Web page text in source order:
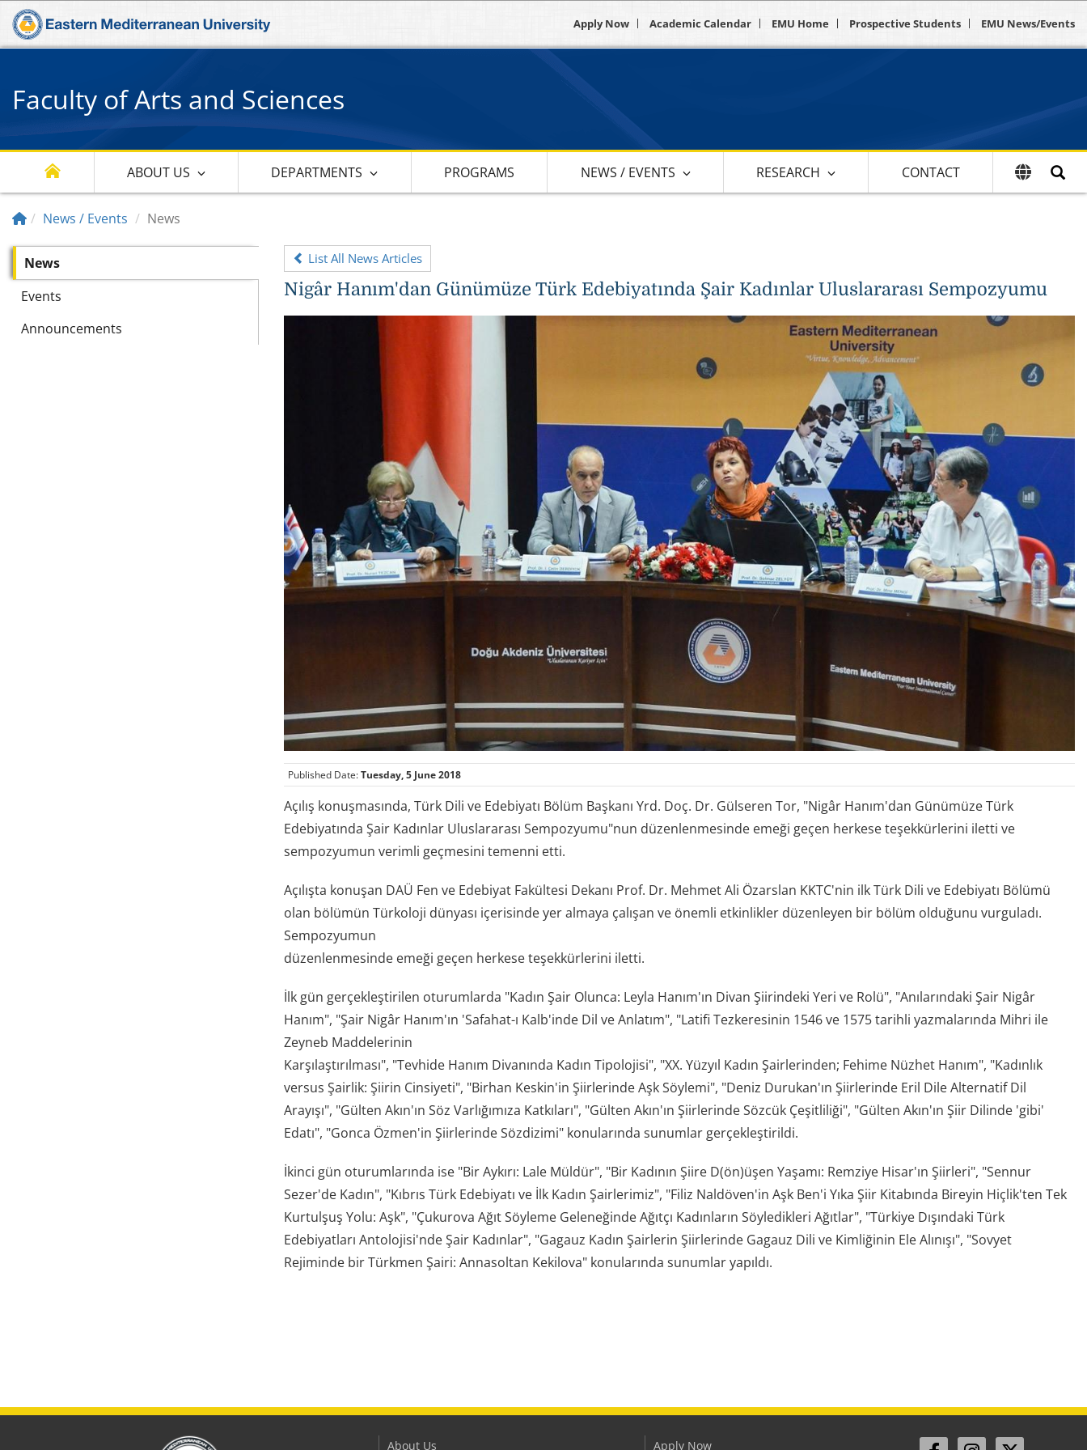
Apply Now Academic Calendar EMU Home Prospective Students EMU News/Events
Faculty of Arts and Sciences
ABOUT US DEPARTMENTS PROGRAMS NEWS / EVENTS RESEARCH CONTACT
News / Events News
News
Events
Announcements
List All News Articles
Nigâr Hanım'dan Günümüze Türk Edebiyatında Şair Kadınlar Uluslararası Sempozyumu
Published Date:Tuesday, 5 June 2018
Açılış konuşmasında, Türk Dili ve Edebiyatı Bölüm Başkanı Yrd. Doç. Dr. Gülseren Tor, "Nigâr Hanım'dan Günümüze Türk
Edebiyatında Şair Kadınlar Uluslararası Sempozyumu"nun düzenlenmesinde emeği geçen herkese teşekkürlerini iletti ve
sempozyumun verimli geçmesini temenni etti.
Açılışta konuşan DAÜ Fen ve Edebiyat Fakültesi Dekanı Prof. Dr. Mehmet Ali Özarslan KKTC'nin ilk Türk Dili ve Edebiyatı Bölümü
olan bölümün Türkoloji dünyası içerisinde yer almaya çalışan ve önemli etkinlikler düzenleyen bir bölüm olduğunu vurguladı.
Sempozyumun
düzenlenmesinde emeği geçen herkese teşekkürlerini iletti.
İlk gün gerçekleştirilen oturumlarda "Kadın Şair Olunca: Leyla Hanım'ın Divan Şiirindeki Yeri ve Rolü", "Anılarındaki Şair Nigâr
Hanım", "Şair Nigâr Hanım'ın 'Safahat-ı Kalb'inde Dil ve Anlatım", "Latifi Tezkeresinin 1546 ve 1575 tarihli yazmalarında Mihri ile
Zeyneb Maddelerinin
Karşılaştırılması", "Tevhide Hanım Divanında Kadın Tipolojisi", "XX. Yüzyıl Kadın Şairlerinden; Fehime Nüzhet Hanım", "Kadınlık
versus Şairlik: Şiirin Cinsiyeti", "Birhan Keskin'in Şiirlerinde Aşk Söylemi", "Deniz Durukan'ın Şiirlerinde Eril Dile Alternatif Dil
Arayışı", "Gülten Akın'ın Söz Varlığımıza Katkıları", "Gülten Akın'ın Şiirlerinde Sözcük Çeşitliliği", "Gülten Akın'ın Şiir Dilinde 'gibi'
Edatı", "Gonca Özmen'in Şiirlerinde Sözdizimi" konularında sunumlar gerçekleştirildi.
İkinci gün oturumlarında ise "Bir Aykırı: Lale Müldür", "Bir Kadının Şiire D(ön)üşen Yaşamı: Remziye Hisar'ın Şiirleri", "Sennur
Sezer'de Kadın", "Kıbrıs Türk Edebiyatı ve İlk Kadın Şairlerimiz", "Filiz Naldöven'in Aşk Ben'i Yıka Şiir Kitabında Bireyin Hiçlik'ten Tek
Kurtulşuş Yolu: Aşk", "Çukurova Ağıt Söyleme Geleneğinde Ağıtçı Kadınların Söyledikleri Ağıtlar", "Türkiye Dışındaki Türk
Edebiyatları Antolojisi'nde Şair Kadınlar", "Gagauz Kadın Şairlerin Şiirlerinde Gagauz Dili ve Kimliğinin Ele Alınışı", "Sovyet
Rejiminde bir Türkmen Şairi: Annasoltan Kekilova" konularında sunumlar yapıldı.
About Us Apply Now